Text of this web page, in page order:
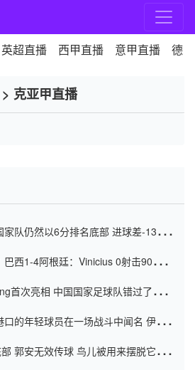
英超直播 西甲直播 意甲直播 德
> 克亚甲直播
队仍然以6分排名底部 进球差-13令人
西1-4阿根廷：Vinicius 0射击90分钟
首次亮相 中国国家足球队错过了世界
的年轻球员在一场战斗中闻名 伊万放
郭安无效传球 鸟儿被用来摆脱它